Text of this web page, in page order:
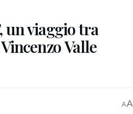
un viaggio tra
Valle
AA